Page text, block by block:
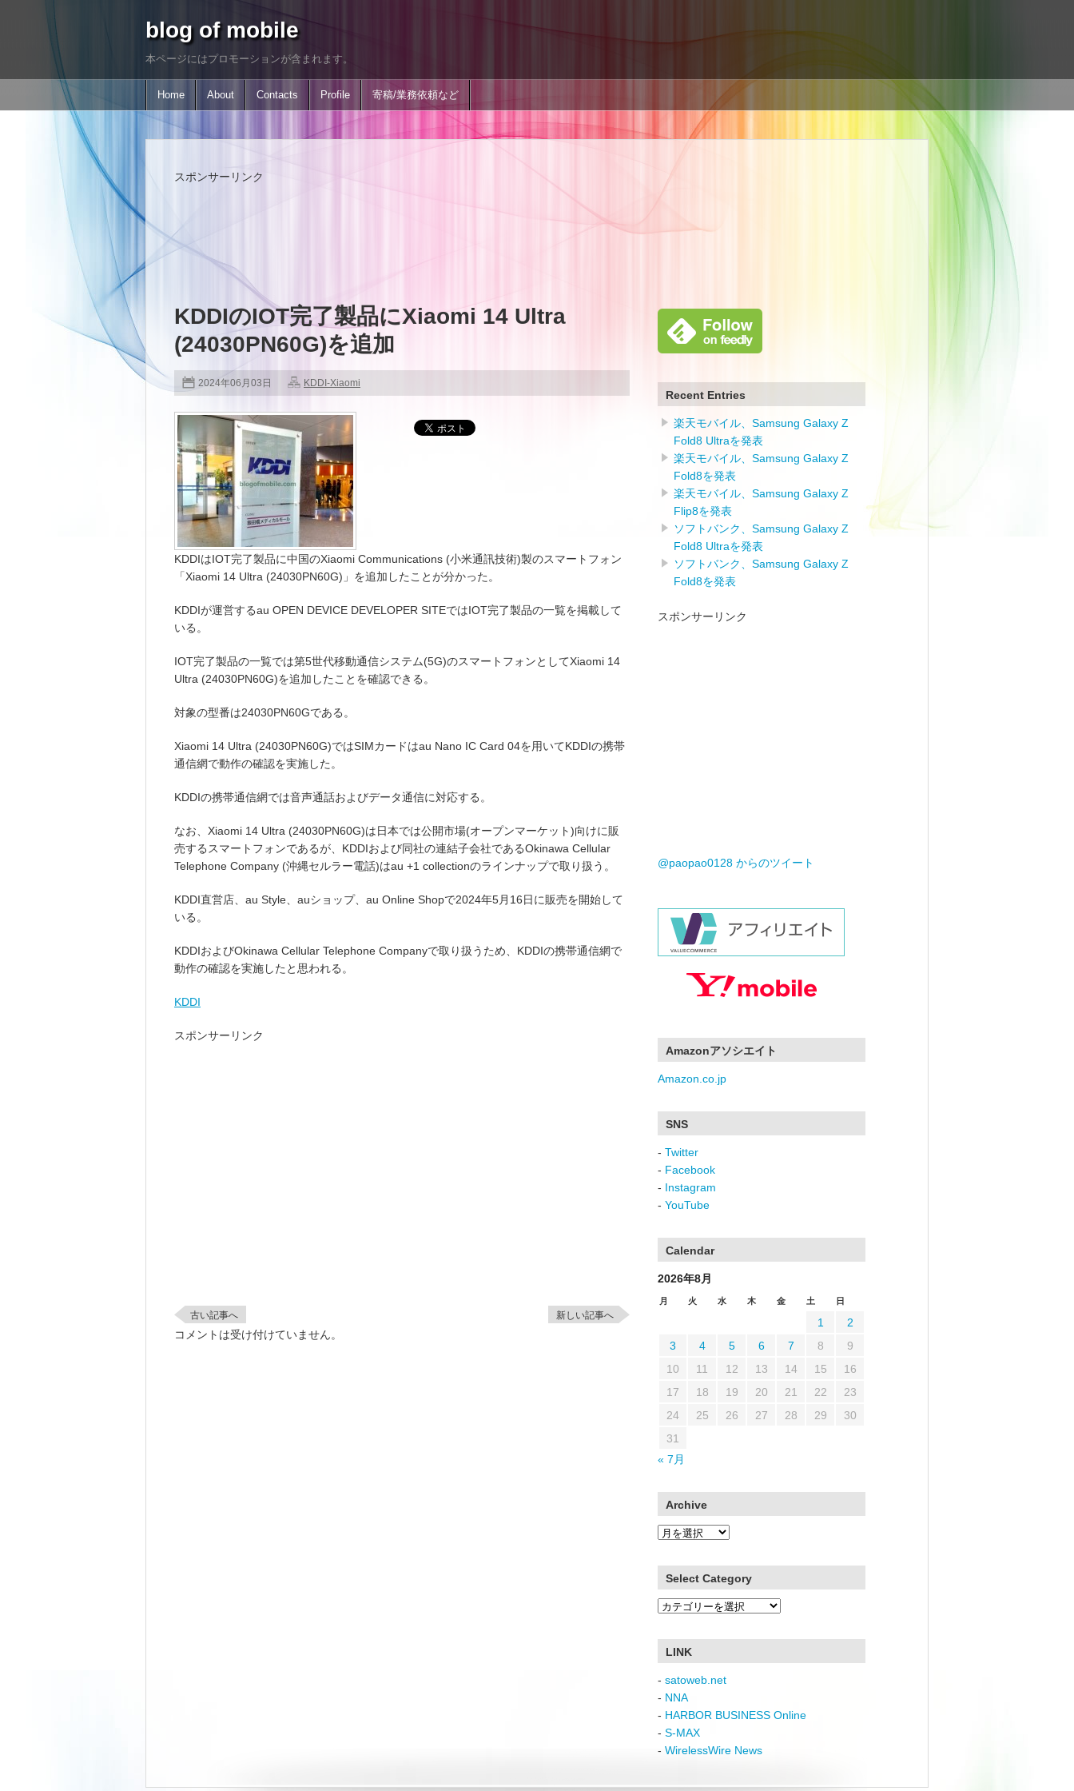
blog of mobile
本ページにはプロモーションが含まれます。
Home About Contacts Profile 寄稿/業務依頼など
スポンサーリンク
KDDIのIOT完了製品にXiaomi 14 Ultra
(24030PN60G)を追加
2024年06月03日 KDDI-Xiaomi
KDDIはIOT完了製品に中国のXiaomi Communications (小米通訊技術)製のスマートフォン
「Xiaomi 14 Ultra (24030PN60G)」を追加したことが分かった。
KDDIが運営するau OPEN DEVICE DEVELOPER SITEではIOT完了製品の一覧を掲載して
いる。
IOT完了製品の一覧では第5世代移動通信システム(5G)のスマートフォンとしてXiaomi 14
Ultra (24030PN60G)を追加したことを確認できる。
対象の型番は24030PN60Gである。
Xiaomi 14 Ultra (24030PN60G)ではSIMカードはau Nano IC Card 04を用いてKDDIの携帯
通信網で動作の確認を実施した。
KDDIの携帯通信網では音声通話およびデータ通信に対応する。
なお、Xiaomi 14 Ultra (24030PN60G)は日本では公開市場(オープンマーケット)向けに販
売するスマートフォンであるが、KDDIおよび同社の連結子会社であるOkinawa Cellular
Telephone Company (沖縄セルラー電話)はau +1 collectionのラインナップで取り扱う。
KDDI直営店、au Style、auショップ、au Online Shopで2024年5月16日に販売を開始して
いる。
KDDIおよびOkinawa Cellular Telephone Companyで取り扱うため、KDDIの携帯通信網で
動作の確認を実施したと思われる。
KDDI
スポンサーリンク
古い記事へ 新しい記事へ
コメントは受け付けていません。
Recent Entries
楽天モバイル、Samsung Galaxy Z
Fold8 Ultraを発表
楽天モバイル、Samsung Galaxy Z
Fold8を発表
楽天モバイル、Samsung Galaxy Z
Flip8を発表
ソフトバンク、Samsung Galaxy Z
Fold8 Ultraを発表
ソフトバンク、Samsung Galaxy Z
Fold8を発表
スポンサーリンク
@paopao0128 からのツイート
Amazonアソシエイト
Amazon.co.jp
SNS
- Twitter
- Facebook
- Instagram
- YouTube
Calendar
2026年8月
月 火 水 木 金 土 日
1
2
3
4 5 6 7 8
9
10
11 12 13 14 15
16
17
18 19 20 21 22
23
24
25 26 27 28 29
30
31
« 7月
Archive
Archive
Select Category
Select
LINK
- satoweb.net
- NNA
- HARBOR BUSINESS Online
- S-MAX
- WirelessWire News